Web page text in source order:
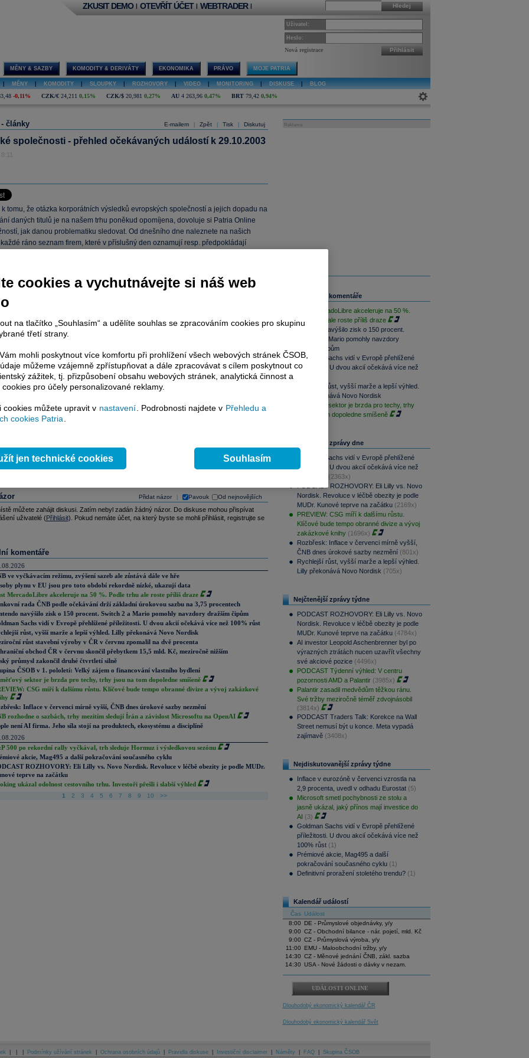
Hledej
ZKUSIT DEMO | OTEVŘÍT ÚČET | WEBTRADER |
Uživatel:
Heslo:
Nová registrace Přihlásit
MĚNY & SAZBY KOMODITY & DERIVÁTY EKONOMIKA PRÁVO MOJE PATRIA
MĚNY KOMODITY SLOUPKY ROZHOVORY VIDEO MONITORING DISKUSE BLOG
-0,11% CZK/€ 24,211 0,15% CZK/$ 20,981 0,27% AU 4 263,96 0,47% BRT 79,42 0,94%
E-mailem Zpět Tisk Diskutuj
- články
společnosti - přehled očekávaných událostí k 29.10.2003
tomu, že otázka korporátních výsledků evropských společností a jejich dopadu na
daných titulů je na našem trhu poněkud opomíjena, dovoluje si Patria Online
jak danou problematiku sledovat. Od dnešního dne naleznete na našich
ráno seznam firem, které v příslušný den oznamují resp. předpokládají
na oznamování hospodářských výsledků, dividend nebo tiskovou konferenci.
tržby za 3. čtvrtletí
Integration
výsledky za 3. čtvrtletí
tržby za 3. čtvrtletí
tržby za fiskální 3. čtvrtletí
tržby za fiskální 3. čtvrtletí
Přidat názor Pavouk Od nejnovějších
můžete zahájit diskusi. Zatím nebyl zadán žádný názor. Do diskuse mohou přispívat
uživatelé (Přihlásit). Pokud nemáte účet, na který byste se mohli přihlásit, registrujte se
komentáře
ve vyčkávacím režimu, zvýšení sazeb ale zůstává dále ve hře
plynu v EU jsou pro toto období rekordně nízké, ukazují data
MercadoLibre akceleruje na 50 %. Podle trhu ale roste příliš draze
rada ČNB podle očekávání drží základní úrokovou sazbu na 3,75 procentech
navýšilo zisk o 150 procent. Switch 2 a Mario pomohly navzdory dražším čipům
Sachs vidí v Evropě přehlížené příležitosti. U dvou akcií očekává více než 100% růst
růst, vyšší marže a lepší výhled. Lilly překonává Novo Nordisk
růst stavební výroby v ČR v červnu zpomalil na dvě procenta
obchod ČR v červnu skončil přebytkem 15,5 mld. Kč, meziročně nižším
průmysl zakončil druhé čtvrtletí silně
ČSOB v 1. pololetí: Velký zájem o financování vlastního bydlení
sektor je brzda pro techy, trhy jsou na tom dopoledne smíšeně
CSG míří k dalšímu růstu. Klíčové bude tempo obranné divize a vývoj zakázkové
Inflace v červenci mírně vyšší, ČNB dnes úrokové sazby nezmění
rozhodne o sazbách, trhy mezitím sledují Írán a závislost Microsoftu na OpenAI
není AI firma. Jeho síla stojí na produktech, ekosystému a disciplíně
500 po rekordní rally vyčkával, trh sleduje Hormuz i výsledkovou sezónu
akcie, Mag495 a další pokračování současného cyklu
ROZHOVORY: Eli Lilly vs. Novo Nordisk. Revoluce v léčbě obezity je podle MUDr.
teprve na začátku
ukázal odolnost cestovního trhu. Investoři přešli i slabší výhled
1 2 3 4 5 6 7 8 9 10 >>
Reklama
Související komentáře
Růst MercadoLibre akceleruje na 50 %.
Podle trhu ale roste příliš draze
Nintendo navýšilo zisk o 150 procent.
Switch 2 a Mario pomohly navzdory
dražším čipům
Goldman Sachs vidí v Evropě přehlížené
příležitosti. U dvou akcií očekává více než
Rychlejší růst, vyšší marže a lepší výhled.
Lilly překonává Novo Nordisk
Paměťový sektor je brzda pro techy, trhy
jsou na tom dopoledne smíšeně
Nejčtenější zprávy dne
Goldman Sachs vidí v Evropě přehlížené
příležitosti. U dvou akcií očekává více než
(2363x)
PODCAST ROZHOVORY: Eli Lilly vs. Novo
Nordisk. Revoluce v léčbě obezity je podle
MUDr. Kunové teprve na začátku (2169x)
PREVIEW: CSG míří k dalšímu růstu.
Klíčové bude tempo obranné divize a vývoj
zakázkové knihy (1696x)
Rozbřesk: Inflace v červenci mírně vyšší,
ČNB dnes úrokové sazby nezmění (801x)
Rychlejší růst, vyšší marže a lepší výhled.
Lilly překonává Novo Nordisk (705x)
Nejčtenější zprávy týdne
PODCAST ROZHOVORY: Eli Lilly vs. Novo
Nordisk. Revoluce v léčbě obezity je podle
MUDr. Kunové teprve na začátku (4784x)
AI investor Leopold Aschenbrenner byl po
výrazných ztrátách nucen uzavřít všechny
své akciové pozice (4496x)
PODCAST Týdenní výhled: V centru
pozornosti AMD a Palantir (3985x)
Palantir zasadil medvědům těžkou ránu.
Své tržby meziročně téměř zdvojnásobil
(3814x)
PODCAST Traders Talk: Korekce na Wall
Street nemusí být u konce. Meta vypadá
zajímavě (3408x)
Nejdiskutovanější zprávy týdne
Inflace v eurozóně v červenci vzrostla na
2,9 procenta, uvedl v odhadu Eurostat (5)
Microsoft smetl pochybnosti ze stolu a
jasně ukázal, jaký přínos mají investice do
AI (3)
Goldman Sachs vidí v Evropě přehlížené
příležitosti. U dvou akcií očekává více než
100% růst (1)
Prémiové akcie, Mag495 a další
pokračování současného cyklu (1)
Definitivní proražení stoletého trendu? (1)
Kalendář událostí
Čas Událost
8:00
DE - Průmyslové objednávky, y/y
9:00 CZ - Obchodní bilance - nár. pojetí, mld. Kč
9:00 CZ - Průmyslová výroba, y/y
11:00
EMU - Maloobchodní tržby, y/y
14:30 CZ - Měnové jednání ČNB, zákl. sazba
14:30 USA - Nové žádosti o dávky v nezam.
UDÁLOSTI ONLINE
Dlouhodobý ekonomický kalendář ČR
Dlouhodobý ekonomický kalendář Svět
Podmínky užívání stránek Ochrana osobních údajů Pravidla diskuse Investiční disclaimer Náměty FAQ Skupina ČSOB
cookies a vychutnávejte si náš web
na tlačítko „Souhlasím“ a udělíte souhlas se zpracováním cookies pro skupinu
třetí strany.
mohli poskytnout více komfortu při prohlížení všech webových stránek ČSOB,
můžeme vzájemně zpřístupňovat a dále zpracovávat s cílem poskytnout co
zážitek, tj. přizpůsobení obsahu webových stránek, analytická činnost a
pro účely personalizované reklamy.
cookies můžete upravit v nastavení . Podrobnosti najdete v Přehledu a
cookies Patria
jen technické cookies Souhlasím